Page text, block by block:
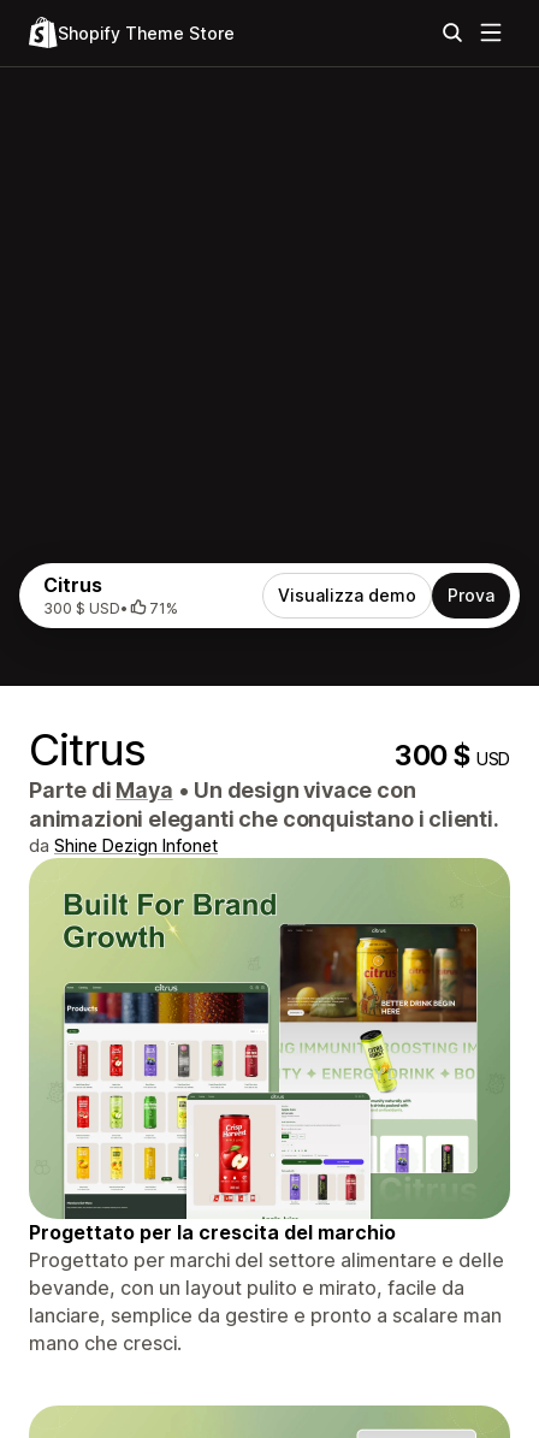
Shopify Theme Store
Citrus
300 $ USD• 71%
Visualizza demo Prova
Citrus 300 $USD
Parte di Maya • Un design vivace con
animazioni eleganti che conquistano i clienti.
da Shine Dezign Infonet
Progettato per la crescita del marchio
Progettato per marchi del settore alimentare e delle
bevande, con un layout pulito e mirato, facile da
lanciare, semplice da gestire e pronto a scalare man
mano che cresci.